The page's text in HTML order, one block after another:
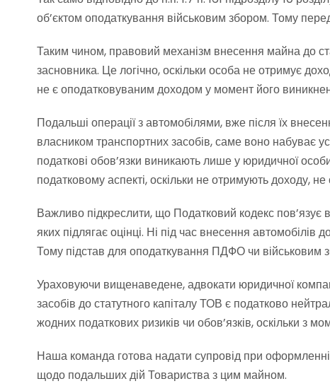
об’єктом оподаткування військовим збором. Тому
Таким чином, правовий механізм внесення майна до
засновника. Це логічно, оскільки особа не отримує
не є оподатковуваним доходом у момент його
Подальші операції з автомобілями, вже після їх
власником транспортних засобів, саме воно набуває
податкові обов’язки виникають лише у юридичної
податковому аспекті, оскільки не отримують доходу,
Важливо підкреслити, що Податковий кодекс
яких підлягає оцінці. Ні під час внесення
Тому підстав для оподаткування ПДФО чи військовим
Ураховуючи вищенаведене, адвокати юридичної
засобів до статутного капіталу ТОВ є податково
жодних податкових ризиків чи обов’язків, оскільки з
Наша команда готова надати супровід при оформленні
щодо подальших дій Товариства з цим майном.